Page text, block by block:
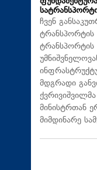
ჩვენ
ტრანსპორტის
მდგრადი
მინისტრთან
მიმდინარე